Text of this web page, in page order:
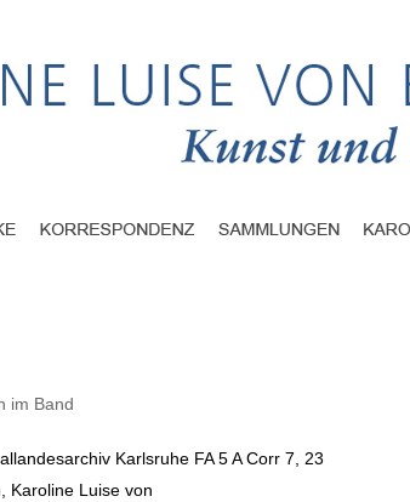
im Band
Karlsruhe FA 5 A Corr 7, 23
Karoline Luise von